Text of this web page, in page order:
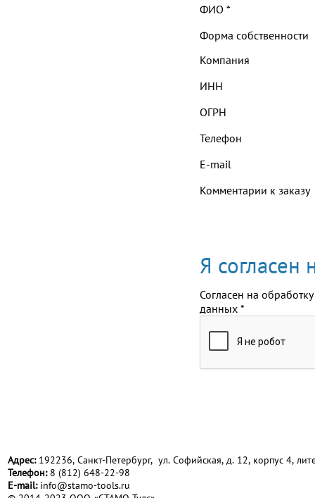
ФИО *
Форма собственности
Компания
ИНН
ОГРН
Телефон
E-mail
Комментарии к заказу
Я согласен
Согласен на обработку
данных *
Адрес:192236, Санкт-Петербург, ул. Софийская, д. 12, корпус 4,
Телефон:8 (812) 648-22-98
Е-mail: info@stamo-tools.ru